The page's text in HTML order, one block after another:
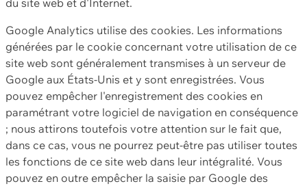
du site web et d'Internet.
Google Analytics utilise des cookies. Les informations
générées par le cookie concernant votre utilisation de ce
site web sont généralement transmises à un serveur de
Google aux États-Unis et y sont enregistrées. Vous
pouvez empêcher l'enregistrement des cookies en
paramétrant votre logiciel de navigation en conséquence
; nous attirons toutefois votre attention sur le fait que,
dans ce cas, vous ne pourrez peut-être pas utiliser toutes
les fonctions de ce site web dans leur intégralité. Vous
pouvez en outre empêcher la saisie par Google des